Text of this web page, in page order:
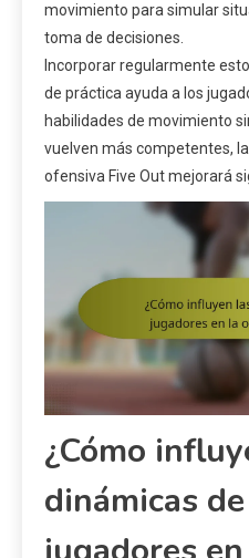
movimiento para simular
toma de decisiones.
Incorporar regularmente
de práctica ayuda a los
habilidades de movimiento
vuelven más competentes,
ofensiva Five Out mejorará
¿Cómo
dinámicas